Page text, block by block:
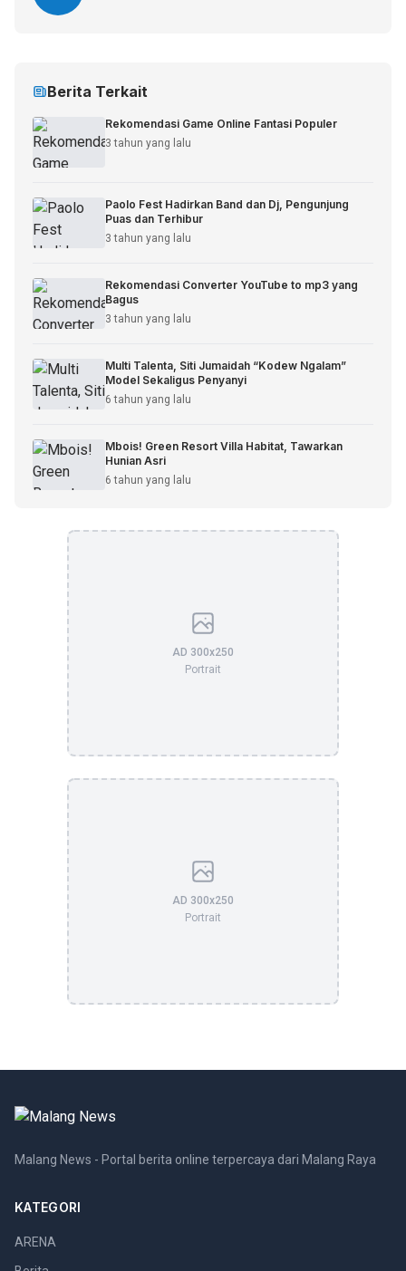
Berita Terkait
Rekomendasi Game Online Fantasi Populer
3 tahun yang lalu
Paolo Fest Hadirkan Band dan Dj, Pengunjung
Puas dan Terhibur
3 tahun yang lalu
Rekomendasi Converter YouTube to mp3 yang
Bagus
3 tahun yang lalu
Multi Talenta, Siti Jumaidah “Kodew Ngalam”
Model Sekaligus Penyanyi
6 tahun yang lalu
Mbois! Green Resort Villa Habitat, Tawarkan
Hunian Asri
6 tahun yang lalu
AD 300x250
Portrait
AD 300x250
Portrait
Malang News - Portal berita online terpercaya dari Malang Raya
KATEGORI
ARENA